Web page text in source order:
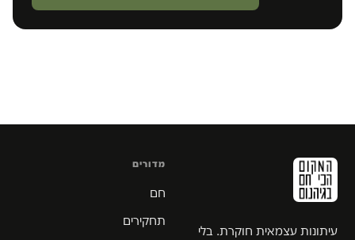
עיתונות עצמאית חוקרת. בלי
מדורים
חם
תחקירים